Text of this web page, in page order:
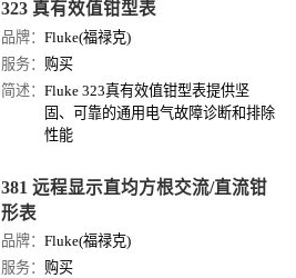
323 真有效值钳型表
品牌：Fluke(福禄克)
服务： 购买
简述：Fluke 323真有效值钳型表提供坚
固、可靠的通用电气故障诊断和排除
性能
381 远程显示直均方根交流/直流钳
形表
品牌：Fluke(福禄克)
服务： 购买